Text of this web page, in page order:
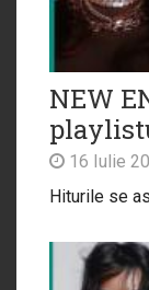
NEW
16 Iulie
Hiturile se